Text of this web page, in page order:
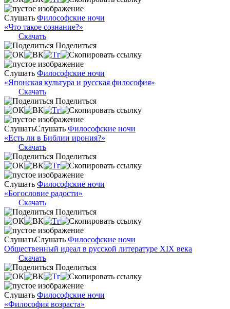
Слушать Философские ночи
«Что такое сознание?»
Скачать
Поделиться
Слушать Философские ночи
«Японская культура и русская философия»
Скачать
Поделиться
СлушатьСлушать Философские ночи
«Есть ли в Библии ирония?»
Скачать
Поделиться
Слушать Философские ночи
«Богословие радости»
Скачать
Поделиться
СлушатьСлушать Философские ночи
Общественный идеал в русской литературе XIX века
Скачать
Поделиться
Слушать Философские ночи
«Философия возраста»